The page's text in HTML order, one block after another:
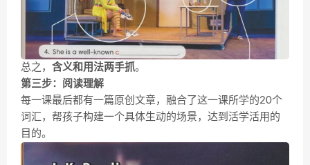
总之， 含义和用法两手抓。
第三步：
阅读理解
每一课最后都有一篇原创文章，融合了这一课所学的20个
词汇，帮孩子构建一个具体生动的场景，达到活学活用的
目的。